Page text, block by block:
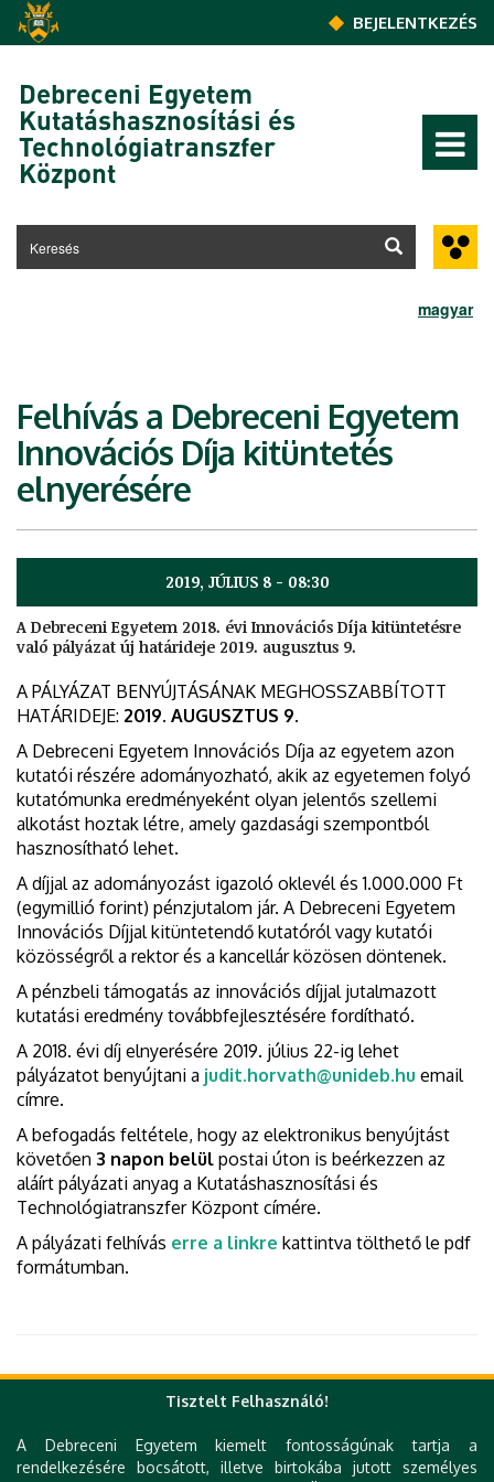
Ugrás a tartalomra
BEJELENTKEZÉS
Debreceni Egyetem
Kutatáshasznosítási és
Technológiatranszfer
Központ
magyar
Felhívás a Debreceni Egyetem
Innovációs Díja kitüntetés
elnyerésére
2019, JÚLIUS 8 - 08:30
A Debreceni Egyetem 2018. évi Innovációs Díja kitüntetésre
való pályázat új határideje 2019. augusztus 9.
A PÁLYÁZAT BENYÚJTÁSÁNAK MEGHOSSZABBÍTOTT
HATÁRIDEJE: 2019. AUGUSZTUS 9.
A Debreceni Egyetem Innovációs Díja az egyetem azon
kutatói részére adományozható, akik az egyetemen folyó
kutatómunka eredményeként olyan jelentős szellemi
alkotást hoztak létre, amely gazdasági szempontból
hasznosítható lehet.
A díjjal az adományozást igazoló oklevél és 1.000.000 Ft
(egymillió forint) pénzjutalom jár. A Debreceni Egyetem
Innovációs Díjjal kitüntetendő kutatóról vagy kutatói
közösségről a rektor és a kancellár közösen döntenek.
A pénzbeli támogatás az innovációs díjjal jutalmazott
kutatási eredmény továbbfejlesztésére fordítható.
A 2018. évi díj elnyerésére 2019. július 22-ig lehet
pályázatot benyújtani a judit.horvath@unideb.hu email
címre.
A befogadás feltétele, hogy az elektronikus benyújtást
követően 3 napon belül postai úton is beérkezzen az
aláírt pályázati anyag a Kutatáshasznosítási és
Technológiatranszfer Központ címére.
A pályázati felhívás erre a linkre kattintva tölthető le pdf
formátumban.
Gyorslinkek
Tisztelt Felhasználó!
A Debreceni Egyetem kiemelt fontosságúnak tartja a
rendelkezésére bocsátott, illetve birtokába jutott személyes